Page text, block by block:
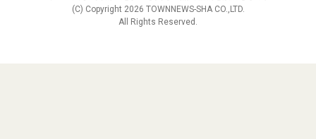
(C) Copyright 2026 TOWNNEWS-SHA CO.,LTD.
All Rights Reserved.